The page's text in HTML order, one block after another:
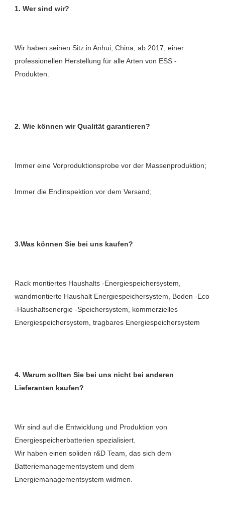
Wir haben seinen Sitz in Anhui, China, ab 2017, einer
professionellen Herstellung für alle Arten von ESS -
Rack montiertes Haushalts -Energiespeichersystem,
wandmontierte Haushalt Energiespeichersystem, Boden -Eco
-Haushaltsenergie -Speichersystem, kommerzielles
4. Warum sollten Sie bei uns nicht bei anderen
Wir sind auf die Entwicklung und Produktion von
Energiespeicherbatterien spezialisiert.
Wir haben einen soliden r&D Team, das sich dem
Batteriemanagementsystem und dem